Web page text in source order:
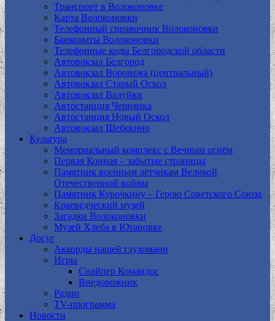
Транспорт в Волоконовке
Карта Волоконовки
Телефонный справочник Волоконовки
Банкоматы Волоконовки
Телефонные коды Белгородской области
Автовокзал Белгород
Автовокзал Воронежа (центральный)
Автовокзал Старый Оскол
Автовокзал Валуйки
Автостанция Чернянка
Автостанция Новый Оскол
Автовокзал Шебекино
Культура
Мемориальный комплекс с Вечным огнём
Первая Конная – забытые страницы
Памятник военным лётчикам Великой
Отечественной войны
Памятник Курочкину – Герою Советского Союза
Краеведческий музей
Загадки Волоконовки
Музей Хлеба в Ютановке
Досуг
Аккорды нашей глухомани
Игры
Снайпер Командос
Внедорожник
Радио
TV-программа
Новости